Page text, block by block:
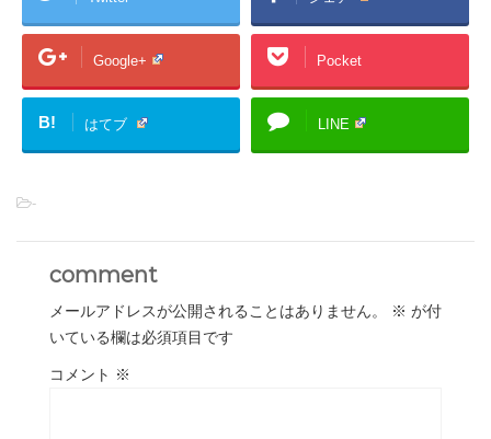
Google+ Pocket
B! はてブ LINE
-
comment
メールアドレスが公開されることはありません。 ※ が付
いている欄は必須項目です
コメント ※